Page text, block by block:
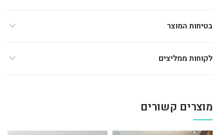
בטיחות המוצר
לקוחות ממליצים
מוצרים קשורים